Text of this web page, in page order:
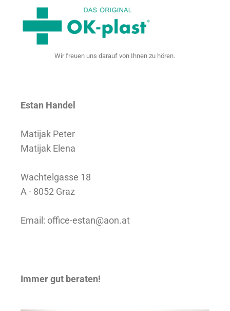
Wir freuen uns darauf von Ihnen zu hören.
Estan Handel
Matijak Peter
Matijak Elena
Wachtelgasse 18
A - 8052 Graz
Email: office-estan@aon.at
Immer gut beraten!